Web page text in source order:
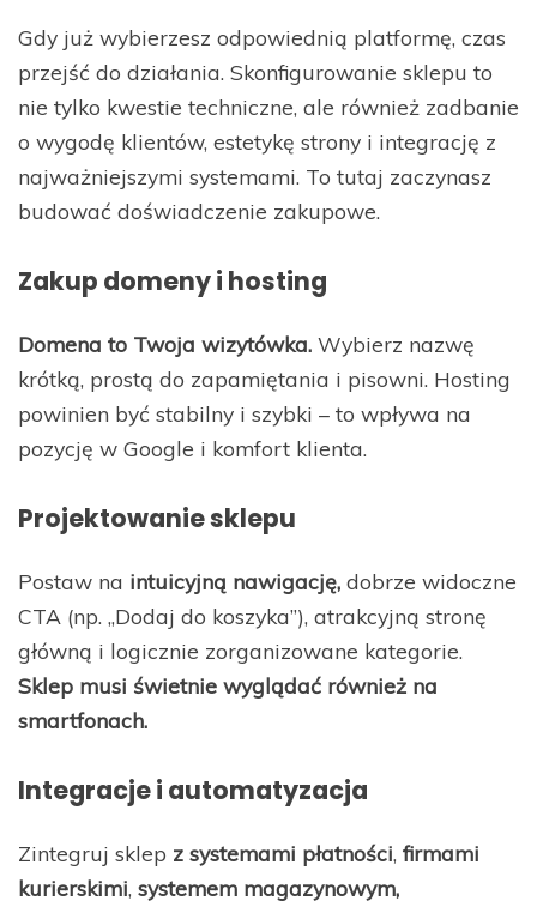
Gdy już wybierzesz odpowiednią platformę, czas
przejść do działania. Skonfigurowanie sklepu to
nie tylko kwestie techniczne, ale również zadbanie
o wygodę klientów, estetykę strony i integrację z
najważniejszymi systemami. To tutaj zaczynasz
budować doświadczenie zakupowe.
Zakup domeny i hosting
Domena to Twoja wizytówka. Wybierz nazwę
krótką, prostą do zapamiętania i pisowni. Hosting
powinien być stabilny i szybki – to wpływa na
pozycję w Google i komfort klienta.
Projektowanie sklepu
Postaw na intuicyjną nawigację, dobrze widoczne
CTA (np. „Dodaj do koszyka”), atrakcyjną stronę
główną i logicznie zorganizowane kategorie.
Sklep musi świetnie wyglądać również na
smartfonach.
Integracje i automatyzacja
Zintegruj sklep z systemami płatności, firmami
kurierskimi, systemem magazynowym,